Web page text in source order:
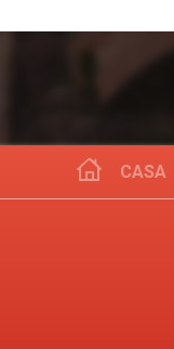
CASA